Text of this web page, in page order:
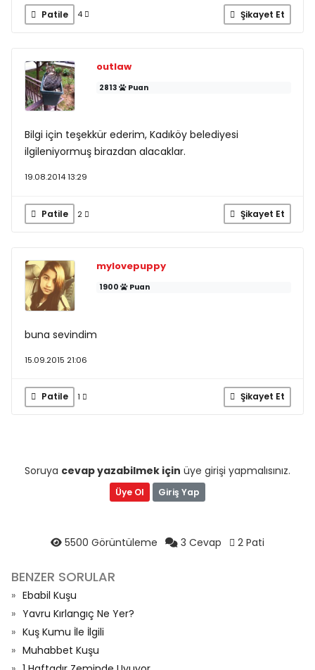
Patile 4 Şikayet Et
outlaw
2813 Puan
Bilgi için teşekkür ederim, Kadıköy belediyesi
ilgileniyormuş birazdan alacaklar.
19.08.2014 13:29
Patile 2 Şikayet Et
mylovepuppy
1900 Puan
buna sevindim
15.09.2015 21:06
Patile 1 Şikayet Et
Soruya cevap yazabilmek için üye girişi yapmalısınız.
Üye Ol Giriş Yap
5500 Görüntüleme 3 Cevap 2 Pati
BENZER SORULAR
Ebabil Kuşu
Yavru Kırlangıç Ne Yer?
Kuş Kumu İle İlgili
Muhabbet Kuşu